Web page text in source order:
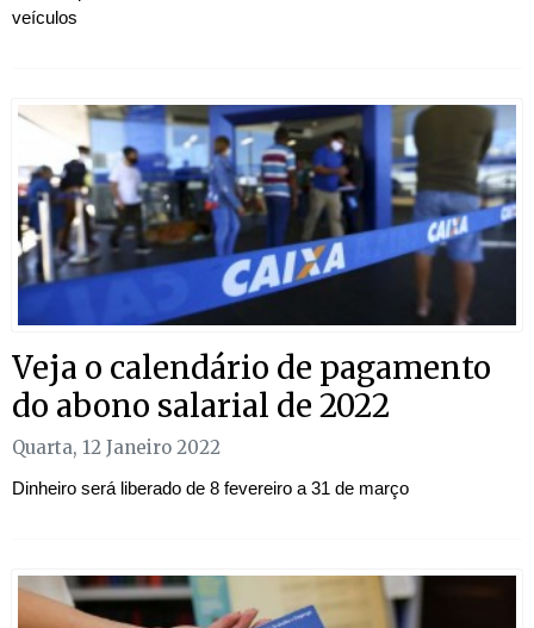
veículos
Veja o calendário de pagamento
do abono salarial de 2022
Quarta, 12 Janeiro 2022
Dinheiro será liberado de 8 fevereiro a 31 de março